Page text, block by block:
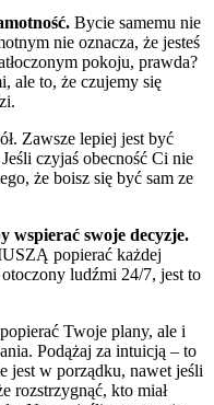
Bycie samemu nie
nie oznacza, że jesteś
pokoju, prawda?
ale to, że czujemy się
Zawsze lepiej jest być
czyjaś obecność Ci nie
że boisz się być sam ze
wspierać swoje decyzje.
popierać każdej
ludźmi 24/7, jest to
Twoje plany, ale i
Podążaj za intuicją – to
jest w porządku, nawet jeśli
rozstrzygnąć, kto miał